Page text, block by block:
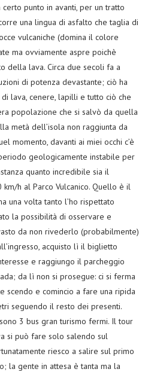
punto in avanti, per un tratto
una lingua di asfalto che taglia di
vulcaniche (domina il colore
ma ovviamente aspre poichè
della lava. Circa due secoli fa a
di potenza devastante; ciò ha
lava, cenere, lapilli e tutto ciò che
popolazione che si salvò da quella
metà dell’isola non raggiunta da
momento, davanti ai miei occhi c’è
geologicamente instabile per
quanto incredibile sia il
h al Parco Vulcanico. Quello è il
una volta tanto l’ho rispettato
la possibilità di osservare e
da non rivederlo (probabilmente)
acquisto lì il biglietto
e raggiungo il parcheggio
da lì non si prosegue: ci si ferma
scendo e comincio a fare una ripida
seguendo il resto dei presenti.
3 bus gran turismo fermi. Il tour
si può fare solo salendo sul
riesco a salire sul primo
la gente in attesa è tanta ma la